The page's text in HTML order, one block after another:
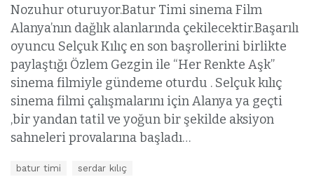
Nozuhur oturuyor.Batur Timi sinema Film
Alanya’nın dağlık alanlarında çekilecektir.Başarılı
oyuncu Selçuk Kılıç en son başrollerini birlikte
paylaştığı Özlem Gezgin ile “Her Renkte Aşk”
sinema filmiyle gündeme oturdu . Selçuk kılıç
sinema filmi çalışmalarını için Alanya ya geçti
,bir yandan tatil ve yoğun bir şekilde aksiyon
sahneleri provalarına başladı…
batur timi serdar kılıç